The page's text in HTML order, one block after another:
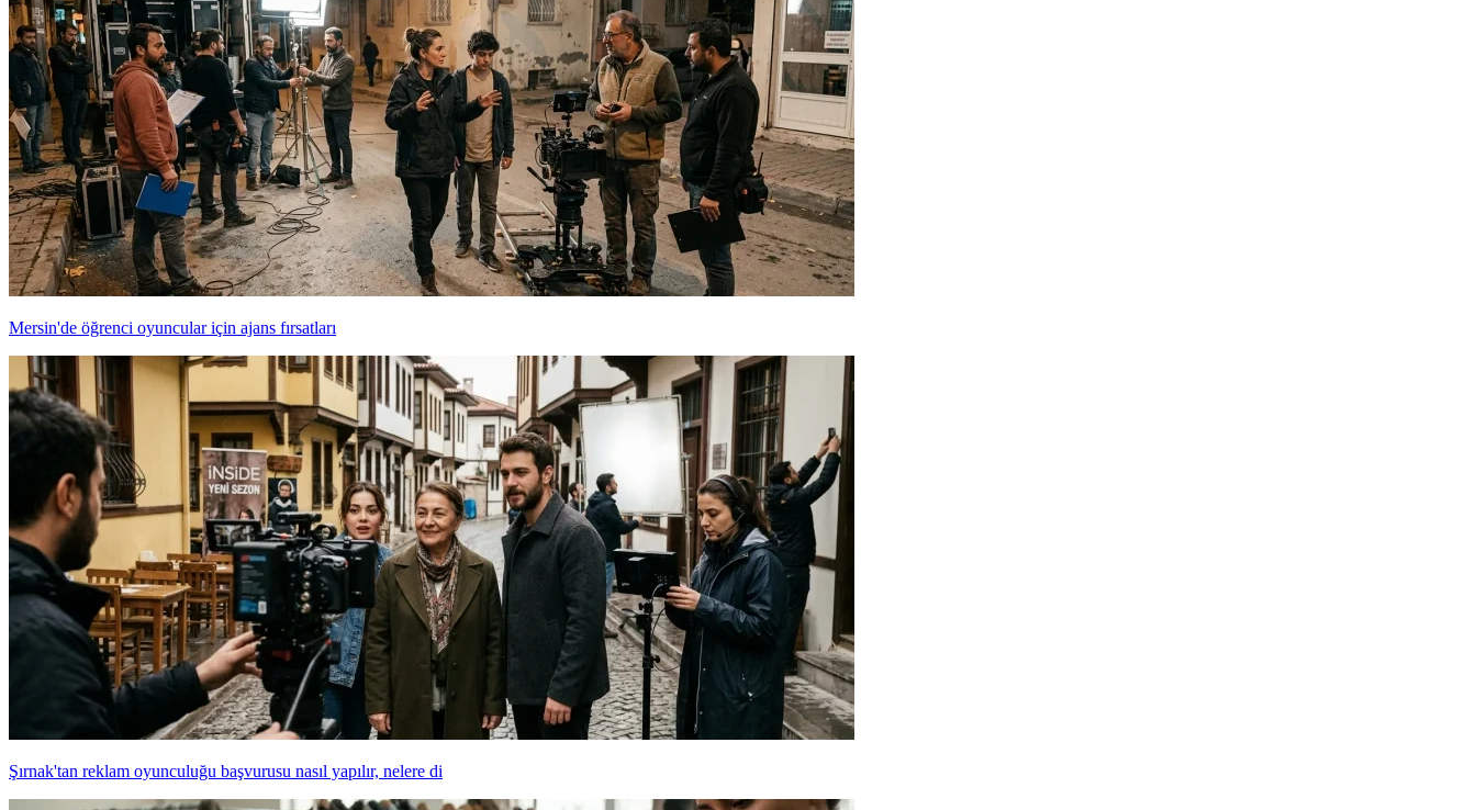
Mersin'de öğrenci oyuncular için ajans fırsatları
Şırnak'tan reklam oyunculuğu başvurusu nasıl yapılır, nelere di